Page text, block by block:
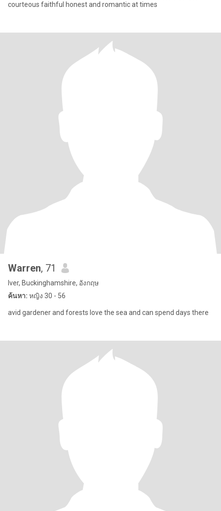
courteous faithful honest and romantic at times
Warren, 71
Iver, Buckinghamshire, อังกฤษ
ค้นหา: หญิง 30 - 56
avid gardener and forests love the sea and can spend days there